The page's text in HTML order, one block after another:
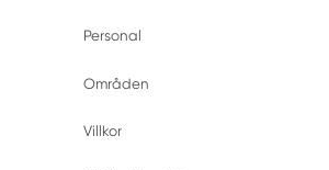
Personal
Områden
Villkor